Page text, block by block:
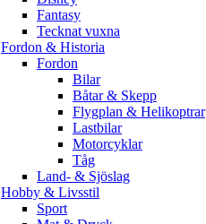
Fantasy
Tecknat vuxna
Fordon & Historia
Fordon
Bilar
Båtar & Skepp
Flygplan & Helikoptrar
Lastbilar
Motorcyklar
Tåg
Land- & Sjöslag
Hobby & Livsstil
Sport